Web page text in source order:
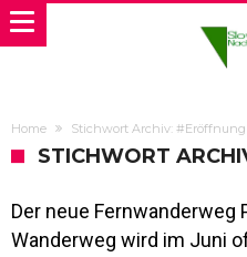
Home Stichwort Archiv: #Eröffnung
STICHWORT
Der neue Fernwanderweg
Wanderweg wird im Juni